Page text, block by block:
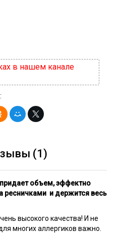
в нашем канале
(1)
объем, эффектно
ресничками и держится весь
высокого качества! И не
многих аллергиков важно.